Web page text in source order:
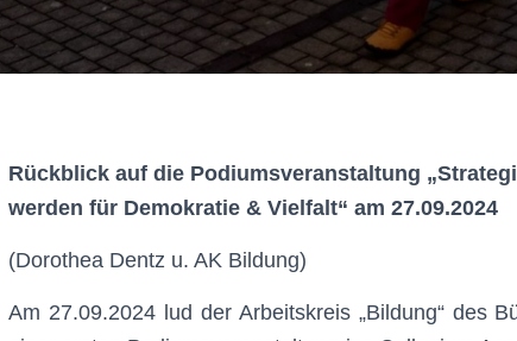
Rückblick auf die Podiumsveranstaltung
werden für Demokratie & Vielfalt“ am 27.09.2024
(Dorothea Dentz u. AK Bildung)
Am 27.09.2024 lud der Arbeitskreis „Bildung“ des